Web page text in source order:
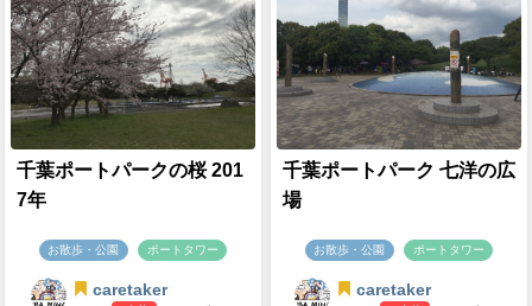
千葉ポートパークの桜 201
7年
お散歩・公園 ポートタワー
caretaker
千葉ポートパーク 七洋の広
場
お散歩・公園 ポートタワー
caretaker